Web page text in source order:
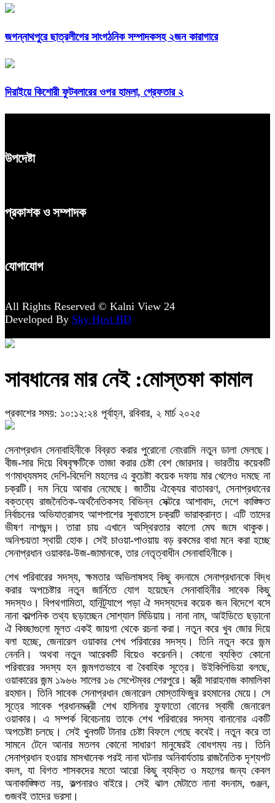
জগন্নাথপুরে ছাত্রলীগের সাংগঠনিক সম্পাদকসহ ২জন কারাগারে
দিরাইয়ে কিশোরী ফুটবলারের ওপর হামলা, গ্রেফতার ২
উপদেষ্টা
প্রকাশক ও সম্পাদক
যোগাযোগ
All Rights Reserved © Kalni View 24
Developed By Sky Host BD
সাবধানের মার নেই :মোস্তফা কামাল
প্রকাশের সময়: ১০:১২:২৪ পূর্বাহ্ন, রবিবার, ২ মার্চ ২০২৫
সেনাপ্রধান সেনাবাহিনীকে বিব্রত করার পুরোনো নোংরামি নতুন ডালা মেলছে।
বীজ-সার দিয়ে বিষবৃক্ষটিকে তাজা করার চেষ্টা বেশ জোরদার। ভারতীয় কয়েকটি
গণমাধ্যমসহ দেশি-বিদেশি মহলের এ কুচেষ্টা কয়েক দফায় মার খেলেও দমছে না
চক্রটি। দম নিয়ে আবার নেমেছে। জাতীয় ঐক্যের বাতাবরণ, সেনাপ্রধানের
বক্তব্যে রাজনৈতিক-অর্থনৈতিকসহ বিভিন্ন সেক্টরে আশাবাদ, দেশে কাঙ্ক্ষিত
নির্বাচনের অভিযাত্রাসহ আশপাশের সুবাতাসে চক্রটি ভারাক্রান্ত। এটি তাদের
ভীষণ নাপছন্দ। তারা চায় এখানে অস্থিরতার কালো মেঘ জমে থাকুক।
অনিশ্চয়তা স্থায়ী হোক। সেই চাওয়া-পাওয়ায় বড় রকমের বাধা মনে করা হচ্ছে
সেনাপ্রধান ওয়াকার-উজ-জামানকে, তার নেতৃত্বাধীন সেনাবাহিনীকে।
শেখ পরিবারের সদস্য, ক্ষমতার অভিলাষসহ কিছু বদনামে সেনাপ্রধানকে বিদ্ধ
করার অপচেষ্টার নতুন জার্নিতে যোগ হয়েছেন সেনাবাহিনীর সাবেক কিছু
সদস্যও। বিপথগামিতা, হানিট্র্যাপে পড়া ঐ সদস্যদের কয়েক জন বিদেশে বসে
নানা কাল্পনিক তথ্য ছড়াচ্ছেন সোশ্যাল মিডিয়ায়। নানা নাম, আইডিতে ছড়ানো
ঐ কিচ্ছাগুলো মূলত একই জায়গা থেকে রচনা করা। নতুন করে খুব জোর দিয়ে
বলা হচ্ছে, জেনারেল ওয়াকার শেখ পরিবারের সদস্য। তিনি নতুন করে জন্ম
নেননি। অথবা নতুন আরেকটি বিয়েও করেননি। কোনো ব্যক্তি কোনো
পরিবারের সদস্য হন জন্মগতভাবে বা বৈবাহিক সূত্রে। উইকিপিডিয়া বলছে,
ওয়াকারের জন্ম ১৯৬৬ সালের ১৬ সেপ্টেম্বর শেরপুরে। স্ত্রী সারাহনাজ কামালিকা
রহমান। তিনি সাবেক সেনাপ্রধান জেনারেল মোস্তাফিজুর রহমানের মেয়ে। সে
সূত্রে সাবেক প্রধানমন্ত্রী শেখ হাসিনার ফুফাতো বোনের স্বামী জেনারেল
ওয়াকার। এ সম্পর্ক বিবেচনায় তাকে শেখ পরিবারের সদস্য বানানোর একটি
অপচেষ্টা চলছে। সেই খুনশুটি টানার চেষ্টা বিফলে গেছে কবেই। নতুন করে তা
সামনে টেনে আনার মতলব কোনো সাধারণ মানুষেরই বোধগম্য নয়। তিনি
সেনাপ্রধান হওয়ার মাসখানেক পরই নানা ঘটনার অনিবার্যতায় রাজনৈতিক দৃশ্যপট
বদল, যা বিগত শাসকদের মতো আরো কিছু ব্যক্তি ও মহলের জন্য কেবল
অনাকাঙ্ক্ষিত নয়, কল্পনারও বাইরে। সেই ঝাল মেটাতে নানা বদনাম, গুঞ্জন,
গুজবই তাদের ভরসা।